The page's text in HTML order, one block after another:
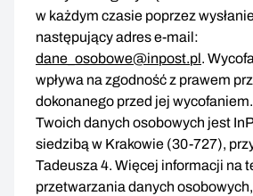
w każdym czasie poprzez
następujący adres e-mail:
dane_osobowe@inpost.pl.
wpływa na zgodność z prawem
dokonanego przed jej
Twoich danych osobowych jest
siedzibą w Krakowie (30-727),
Tadeusza 4. Więcej informacji na
przetwarzania danych